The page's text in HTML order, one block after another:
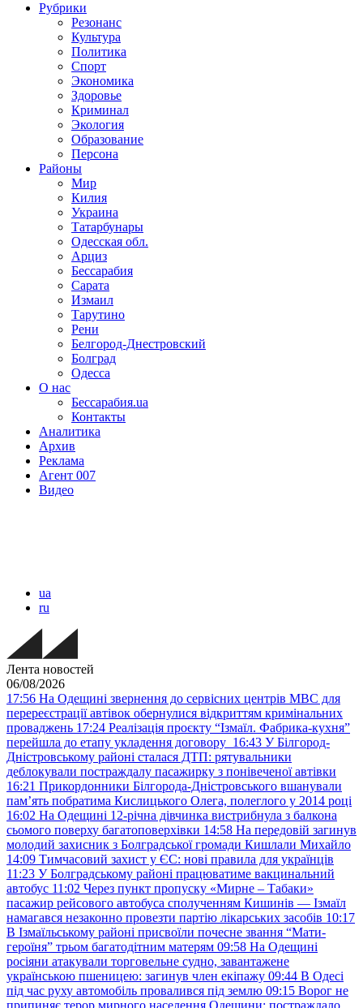
Рубрики
Резонанс
Культура
Политика
Спорт
Экономика
Здоровье
Криминал
Экология
Образование
Персона
Районы
Мир
Килия
Украина
Татарбунары
Одесская обл.
Арциз
Бессарабия
Сарата
Измаил
Тарутино
Рени
Белгород-Днестровский
Болград
Одесса
О нас
Бессарабия.ua
Контакты
Аналитика
Архив
Реклама
Агент 007
Видео
ua
ru
Лента новостей
06/08/2026
17:56 На Одещині звернення до сервісних центрів МВС для
перереєстрації автівок обернулися відкриттям кримінальних
проваджень 17:24 Реалізація проєкту “Ізмаїл. Фабрика-кухня”
перейшла до етапу укладення договору 16:43 У Білгород-
Дністровському районі сталася ДТП: рятувальники
деблокували постраждалу пасажирку з понівеченої автівки
16:21 Прикордонники Білгорода-Дністровського вшанували
пам’ять побратима Кислицького Олега, полеглого у 2014 році
16:02 На Одещині 12-річна дівчинка вистрибнула з балкона
сьомого поверху багатоповерхівки 14:58 На передовій загинув
молодий захисник з Болградської громади Кишлали Михайло
14:09 Тимчасовий захист у ЄС: нові правила для українців
11:23 У Болградському районі працюватиме вакцинальний
автобус 11:02 Через пункт пропуску «Мирне – Табаки»
пасажир рейсового автобуса сполученням Кишинів — Ізмаїл
намагався незаконно провезти партію лікарських засобів 10:17
В Ізмаїльському районі присвоїли почесне звання “Мати-
героїня” трьом багатодітним матерям 09:58 На Одещині
росіяни атакували торговельне судно, завантажене
українською пшеницею: загинув член екіпажу 09:44 В Одесі
під час руху автомобіль провалився під землю 09:15 Ворог не
припиняє терор мирного населення Одещини: постраждало